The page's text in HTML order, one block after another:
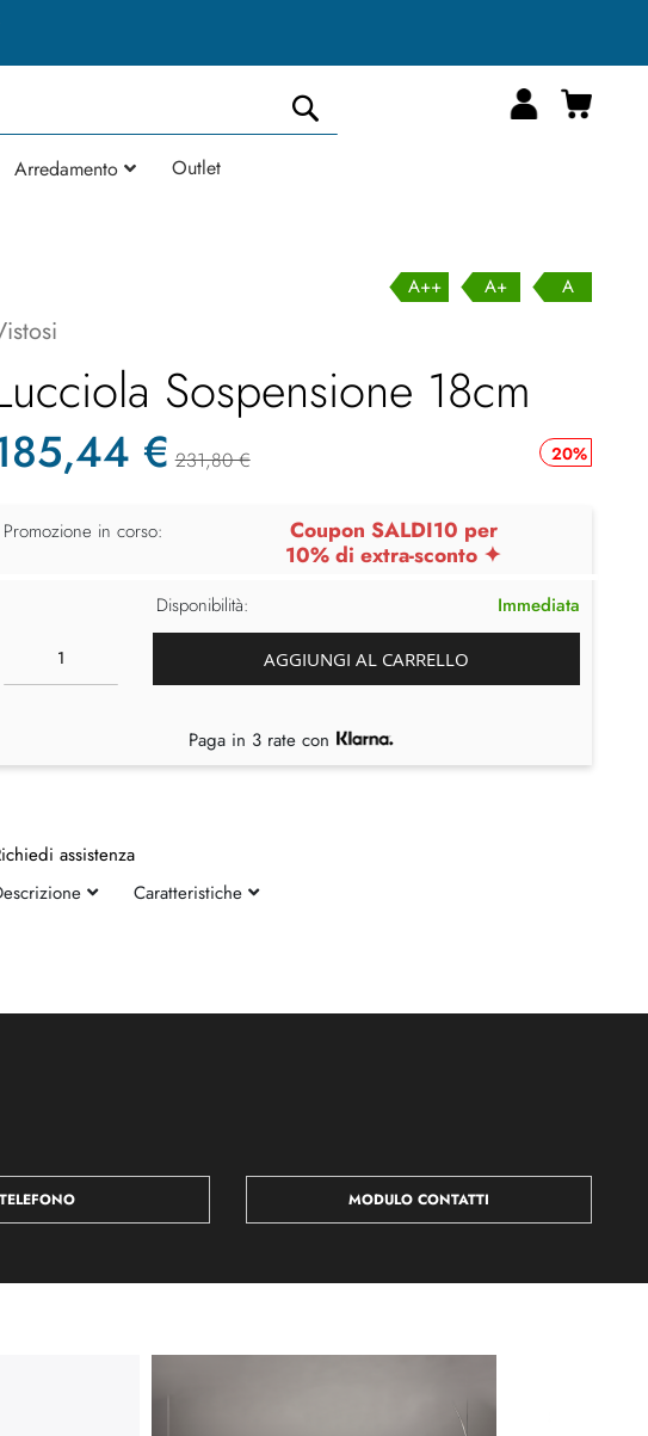
Cerca
Carrello
Arredamento Outlet
A++ A+ A
Sospensione 18cm
20%
€ 231,80 €
Promozione in corso:
Coupon SALDI10 per
10% di extra-sconto ✦
Disponibilità: Immediata
AGGIUNGI AL CARRELLO
Paga in 3 rate con
assistenza
Caratteristiche
TELEFONO MODULO CONTATTI